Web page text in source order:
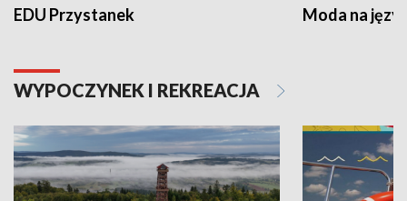
EDU Przystanek Moda na
WYPOCZYNEK I REKREACJA